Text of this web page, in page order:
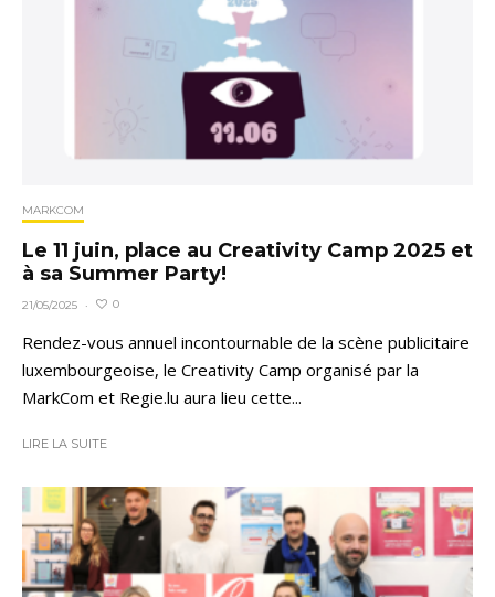
MARKCOM
Le 11 juin, place au Creativity Camp 2025 et
à sa Summer Party!
21/05/2025 · 0
Rendez-vous annuel incontournable de la scène publicitaire
luxembourgeoise, le Creativity Camp organisé par la
MarkCom et Regie.lu aura lieu cette...
LIRE LA SUITE